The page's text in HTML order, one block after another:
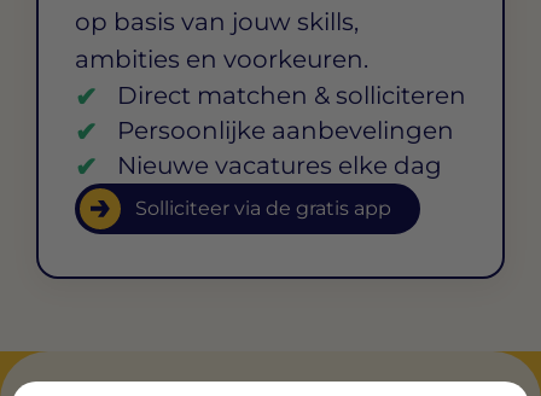
op basis van jouw skills,
ambities en voorkeuren.
Direct matchen & solliciteren
Persoonlijke aanbevelingen
Nieuwe vacatures elke dag
Solliciteer via de gratis app